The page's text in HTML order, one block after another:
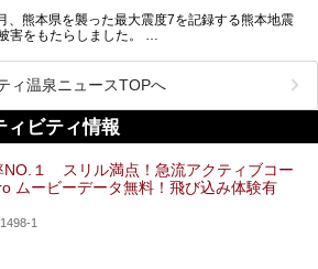
ー銭湯が豊富です。なかでも注目のスーパー銭湯
ップしました。
、熊本県を襲った最大震度7を記録する熊本地震
害をもたらしました。
南阿蘇村の「地獄温泉 清風荘」、そして「清風
ほど離れた「垂玉（たるたま）温泉 山口旅
は、この地震による土砂崩れなどのために、一時
態に。もしかしたらこの時のニュースで、「地獄
垂玉温泉」の名前を知った人もいるかもしれませ
今どうなっているのでしょうか。実は現在は「地
荘．」「垂玉温泉 瀧日和」として営業を再開し
ィ温泉ニュースTOPへ
ィビティ情報
NO.１ スリル満点！急流アクティブコー
ムービーデータ無料！飛び込み体験有
1